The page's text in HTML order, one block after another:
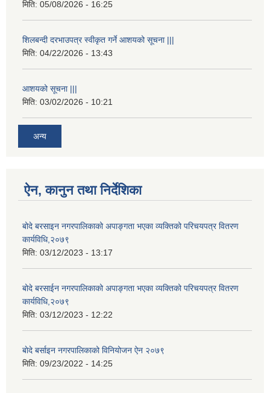
मिति: 05/08/2026 - 16:25
शिलबन्दी दरभाउपत्र स्वीकृत गर्ने आशयको सूचना |||
मिति: 04/22/2026 - 13:43
आशयको सूचना |||
मिति: 03/02/2026 - 10:21
अन्य
ऐन, कानुन तथा निर्देशिका
बोदे बरसाइन नगरपालिकाको अपाङ्गता भएका व्यक्तिको परिचयपत्र वितरण
कार्यविधि,२०७९
मिति: 03/12/2023 - 13:17
बोदे बरसाईन नगरपालिकाको अपाङ्गता भएका व्यक्तिको परिचयपत्र वितरण
कार्यविधि,२०७९
मिति: 03/12/2023 - 12:22
बाेदे बर्साइन नगरपालिकाको विनियोजन ऐन २०७९
मिति: 09/23/2022 - 14:25